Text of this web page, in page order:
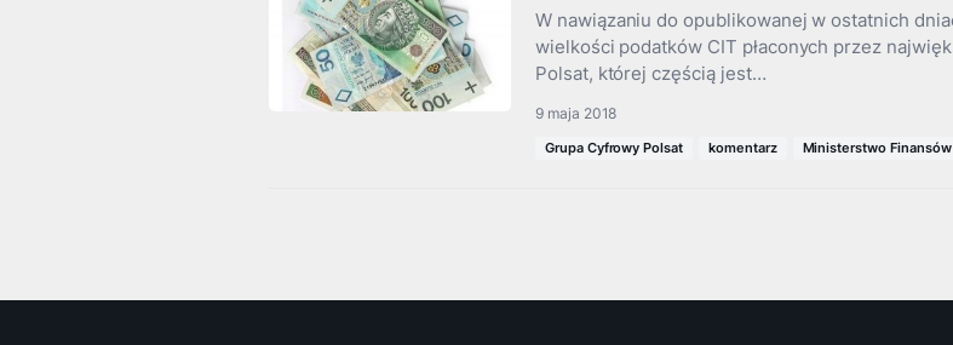
W nawiązaniu do opublikowanej w ostatnich
wielkości podatków CIT płaconych przez
Polsat, której częścią jest…
9 maja 2018
Grupa Cyfrowy Polsat komentarz Ministerstwo Finansów